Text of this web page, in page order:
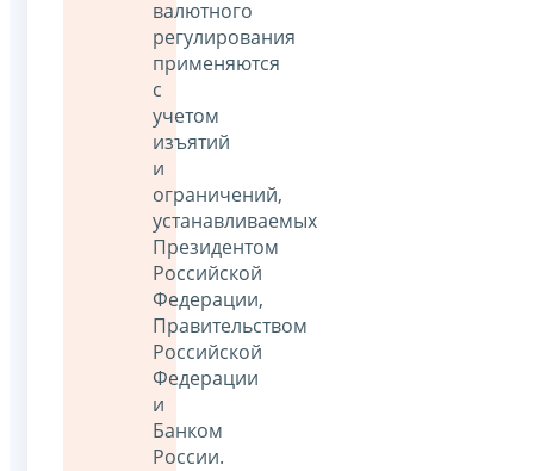
валютного
регулирования
применяются
с
учетом
изъятий
и
ограничений,
устанавливаемых
Президентом
Российской
Федерации,
Правительством
Российской
Федерации
и
Банком
России.